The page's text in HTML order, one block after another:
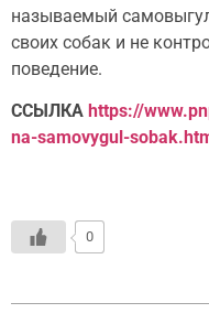
называемый
своих собак и не
поведение.
ССЫЛКА https://
na-samovygul-
0